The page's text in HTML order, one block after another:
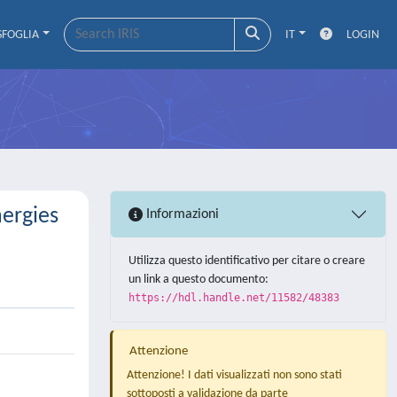
IT LOGIN
Informazioni
Utilizza questo identificativo per citare o creare
un link a questo documento:
https://hdl.handle.net/11582/48383
Attenzione
Attenzione! I dati visualizzati non sono stati
sottoposti a validazione da parte